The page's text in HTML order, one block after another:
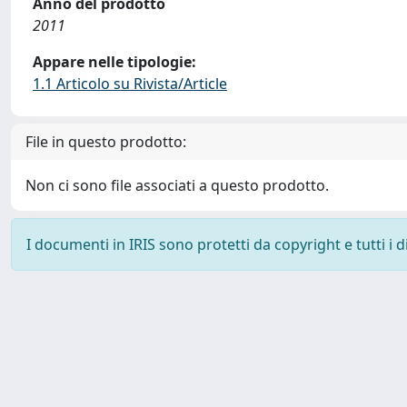
2011
Appare nelle tipologie:
1.1 Articolo su Rivista/Article
File in questo prodotto:
Non ci sono file associati a questo prodotto.
I documenti in IRIS sono protetti da copyright e tutti i